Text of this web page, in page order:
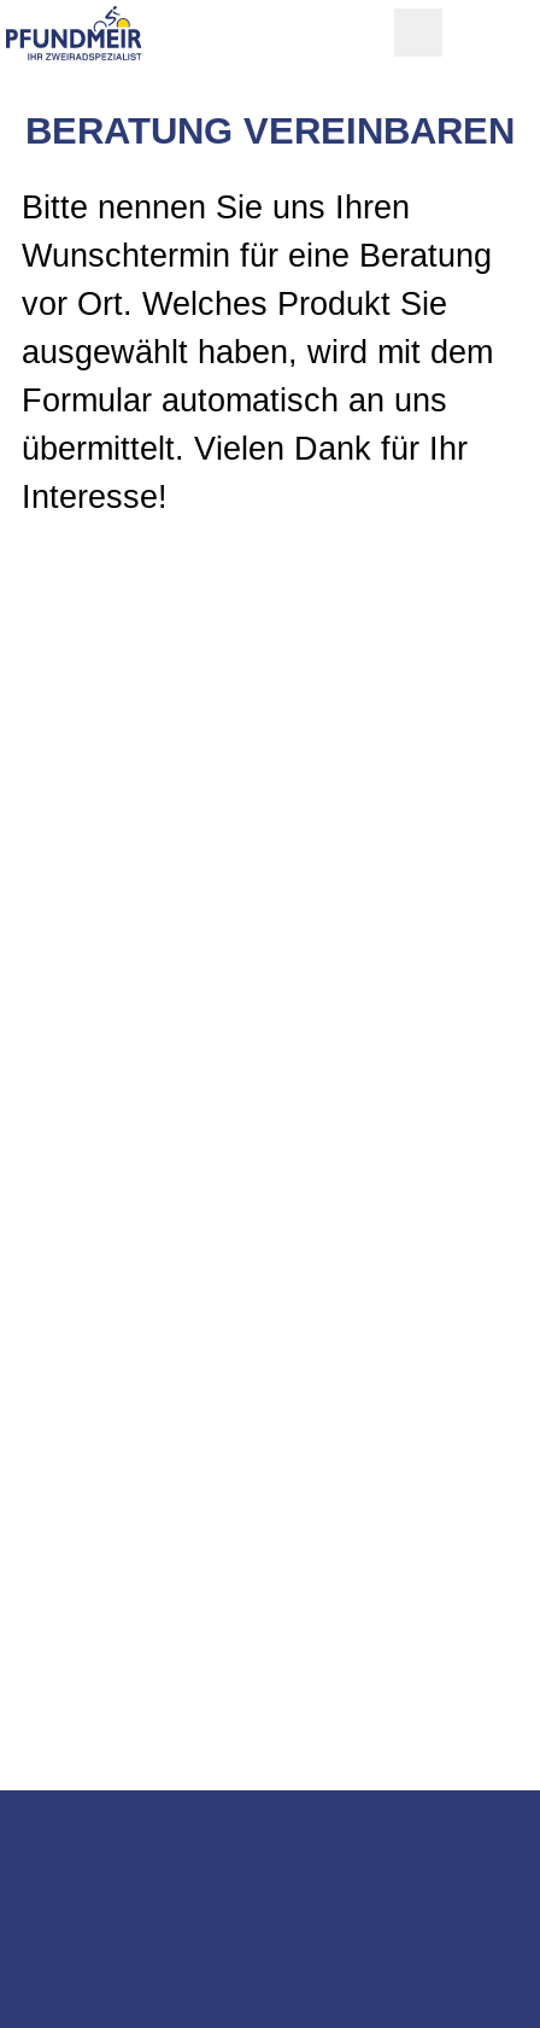
BERATUNG VEREINBAREN
Bitte nennen Sie uns Ihren
Wunschtermin für eine Beratung
vor Ort. Welches Produkt Sie
ausgewählt haben, wird mit dem
Formular automatisch an uns
übermittelt. Vielen Dank für Ihr
Interesse!